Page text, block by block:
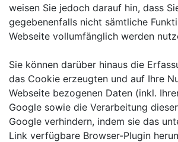
weisen Sie jedoch darauf hin, dass
gegebenenfalls nicht sämtliche
Webseite vollumfänglich werden
Sie können darüber hinaus die
das Cookie erzeugten und auf Ihre
Webseite bezogenen Daten (inkl.
Google sowie die Verarbeitung
Google verhindern, indem sie das
Link verfügbare Browser-Plugin